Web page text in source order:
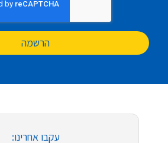
הרשמה
עקבו אחרינו: